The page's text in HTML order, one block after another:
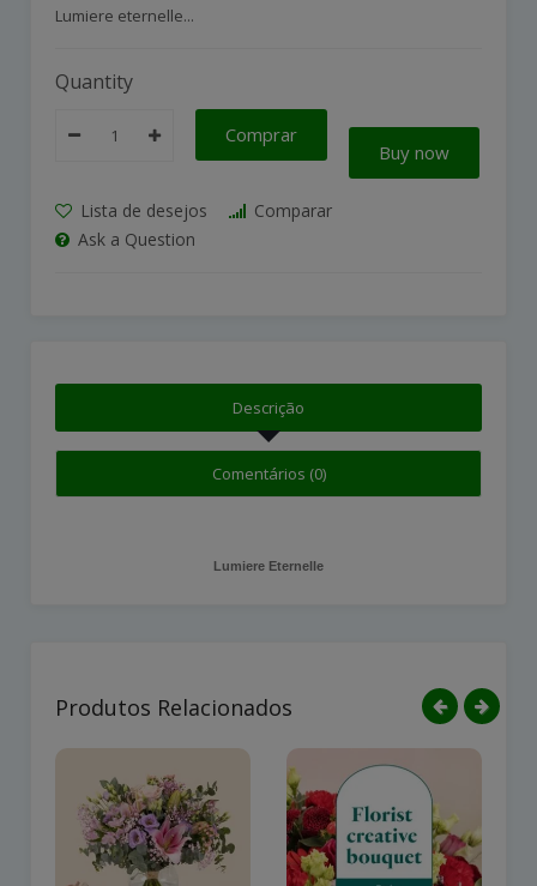
Lumiere eternelle...
Quantity
Comprar
Buy now
Lista de desejos
Comparar
Ask a Question
Descrição
Comentários (0)
Lumiere Eternelle
Produtos Relacionados